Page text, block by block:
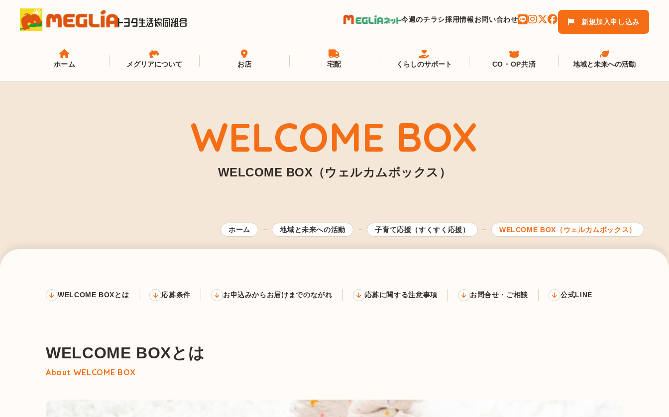
今週のチラシ採用情報お問い合わせ 新規加入申し込み
ホーム メグリアについて お店 宅配 くらしのサポート CO・OP共済 地域と未来への活動
WELCOME BOX
WELCOME BOX（ウェルカムボックス）
ホーム 地域と未来への活動 子育て応援（すくすく応援） WELCOME BOX（ウェルカムボックス）
WELCOME BOXとは 応募条件 お申込みからお届けまでのながれ 応募に関する注意事項 お問合せ・ご相談 公式LINE
WELCOME BOXとは
About WELCOME BOX